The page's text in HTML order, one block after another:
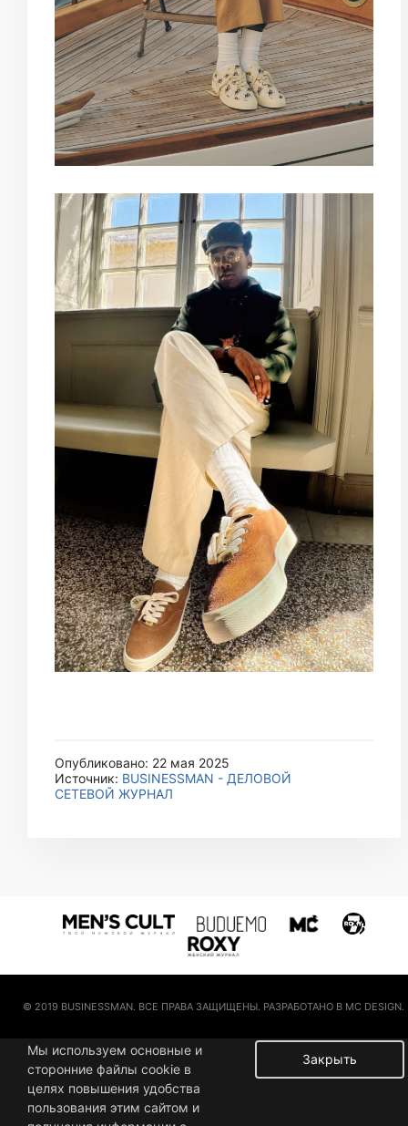
Опубликовано: 22 мая 2025
Источник: BUSINESSMAN - ДЕЛОВОЙ
СЕТЕВОЙ ЖУРНАЛ
© 2019 BUSINESSMAN. ВСЕ ПРАВА ЗАЩИЩЕНЫ. РАЗРАБОТАНО В MC DESIGN.
Закрыть
Мы используем основные и
сторонние файлы cookie в
целях повышения удобства
пользования этим сайтом и